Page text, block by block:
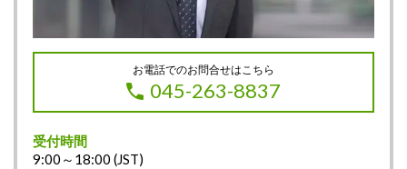
お電話でのお問合せはこちら
045-263-8837
受付時間
9:00～18:00 (JST)